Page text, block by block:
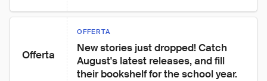
Offerta
OFFERTA
New stories just dropped! Catch
August's latest releases, and fill
their bookshelf for the school year.